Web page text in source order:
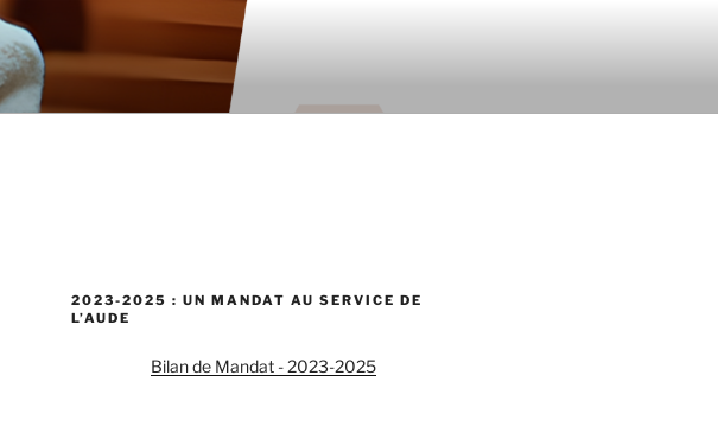
2023-2025 : UN MANDAT AU SERVICE DE
L’AUDE
Bilan de Mandat - 2023-2025